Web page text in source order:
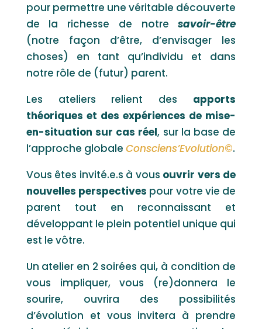
pour permettre une véritable découverte
de la richesse de notresavoir-être
(notre façon d’être, d’envisager les
choses) en tant qu’individu et dans
notre rôle de (futur) parent.
Les ateliers relient des apports
théoriques et des expériences de mise-
en-situation sur cas réel, sur la base de
l’approche globale Consciens’Evolution©.
Vous êtes invité.e.s à vous ouvrir vers de
nouvelles perspectives pour votre vie de
parent tout en reconnaissant et
développant le plein potentiel unique qui
est le vôtre.
Un atelier en 2 soirées qui, à condition de
vous impliquer, vous (re)donnera le
sourire, ouvrira des possibilités
d’évolution et vous invitera à prendre